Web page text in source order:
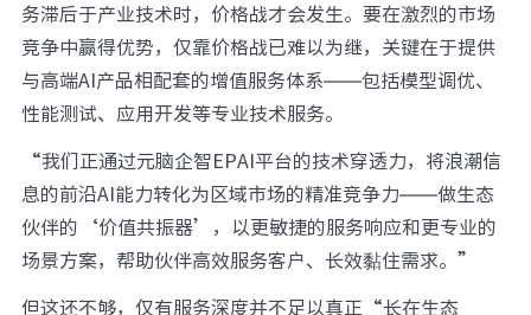
务滞后于产业技术时，价格战才会发生。要在激烈的市场
竞争中赢得优势，仅靠价格战已难以为继，关键在于提供
与高端AI产品相配套的增值服务体系——包括模型调优、
性能测试、应用开发等专业技术服务。
“我们正通过元脑企智EPAI平台的技术穿透力，将浪潮信
息的前沿AI能力转化为区域市场的精准竞争力——做生态
伙伴的‘价值共振器’，以更敏捷的服务响应和更专业的
场景方案，帮助伙伴高效服务客户、长效黏住需求。”
但这还不够，仅有服务深度并不足以真正“长在生态